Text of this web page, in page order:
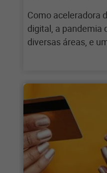
Como aceleradora
digital, a pandemia
diversas áreas, e